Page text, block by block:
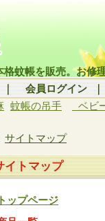
蚊帳を販売。お修
会員ログイン
蚊帳の吊手 ベビ
サイトマップ
イトマップ
トップページ